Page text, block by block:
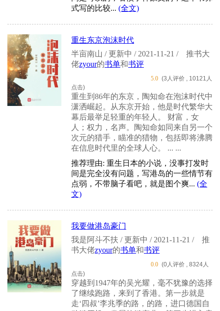
式写的比较... (全文)
重生东京泡沫时代
半亩南山 / 更新中 / 2021-11-21 /
推书大
佬zyour的书单和书评
5.0 (3人评价 , 10121人
点击)
重生到86年的东京，陶知命在泡沫时代中
潇洒崛起。从东京开始，他是时代繁华大
幕后最举足轻重的年轻人。 财富，女
人；权力，名声。陶知命如同来自另一个
次元的猎手，瞄准的猎物，包括即将沸腾
在信息时代里的全球人心。 ... ...
推荐理由: 重生日本的小说，没事打发时
间是完全没有问题，写港岛的一些情节有
点弱，不带脑子看吧，就是图个爽... (全
文)
我要做港岛豪门
我是阿斗不扶 / 更新中 / 2021-11-21 /
推
书大佬zyour的书单和书评
0.0 (0人评价 , 8324人
点击)
穿越到1947年的吴光耀，毫不犹豫的选择
了继续跑路，来到了香港。第一步就是
走‘四叔’李兆季的路，的路，进口德国自